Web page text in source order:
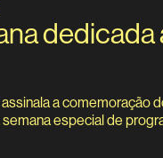
dedicada
a comemoração
especial de